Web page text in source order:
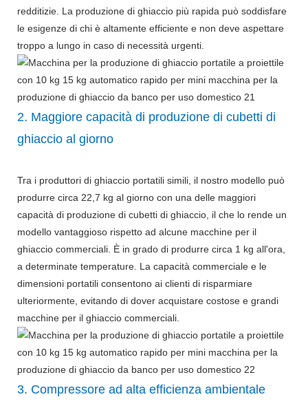
redditizie. La produzione di ghiaccio più rapida può soddisfare
le esigenze di chi è altamente efficiente e non deve aspettare
troppo a lungo in caso di necessità urgenti.
2. Maggiore capacità di produzione di cubetti di
ghiaccio al giorno
Tra i produttori di ghiaccio portatili simili, il nostro modello può
produrre circa 22,7 kg al giorno con una delle maggiori
capacità di produzione di cubetti di ghiaccio, il che lo rende un
modello vantaggioso rispetto ad alcune macchine per il
ghiaccio commerciali. È in grado di produrre circa 1 kg all'ora,
a determinate temperature. La capacità commerciale e le
dimensioni portatili consentono ai clienti di risparmiare
ulteriormente, evitando di dover acquistare costose e grandi
macchine per il ghiaccio commerciali.
3. Compressore ad alta efficienza ambientale